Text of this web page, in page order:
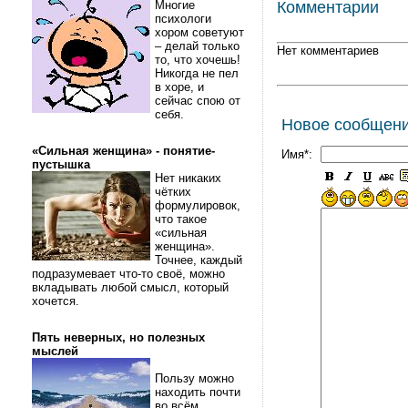
Многие
психологи
хором советуют
– делай только
то, что хочешь!
Никогда не пел
в хоре, и
сейчас спою от
себя.
«Сильная женщина» - понятие-
пустышка
Нет никаких
чётких
формулировок,
что такое
«сильная
женщина».
Точнее, каждый
подразумевает что-то своё, можно
вкладывать любой смысл, который
хочется.
Пять неверных, но полезных
мыслей
Пользу можно
находить почти
Комментарии
Нет комментариев
Новое
Имя*: